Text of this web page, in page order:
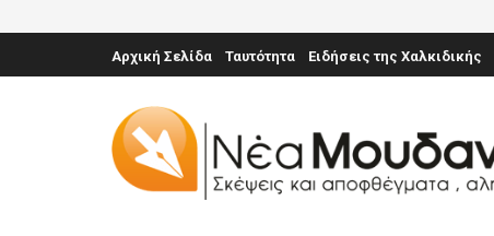
Αρχική Σελίδα Ταυτότητα Ειδήσεις της Χαλκιδικής